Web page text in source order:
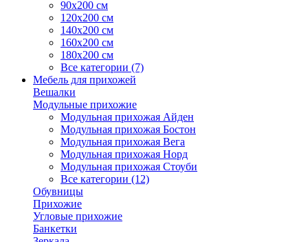
90х200 см
120х200 см
140х200 см
160х200 см
180х200 см
Все категории (7)
Мебель для прихожей
Вешалки
Модульные прихожие
Модульная прихожая Айден
Модульная прихожая Бостон
Модульная прихожая Вега
Модульная прихожая Норд
Модульная прихожая Стоуби
Все категории (12)
Обувницы
Прихожие
Угловые прихожие
Банкетки